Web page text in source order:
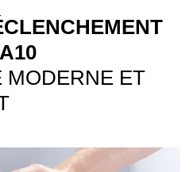
MODERNE ET